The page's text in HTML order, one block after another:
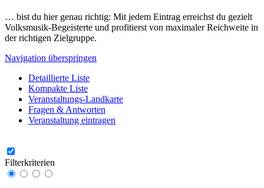
… bist du hier genau richtig: Mit jedem Eintrag erreichst du gezielt
Volksmusik-Begeisterte und profitierst von maximaler Reichweite in
der richtigen Zielgruppe.
Navigation überspringen
Detaillierte Liste
Kompakte Liste
Veranstaltungs-Landkarte
Fragen & Antworten
Veranstaltung eintragen
Filterkriterien